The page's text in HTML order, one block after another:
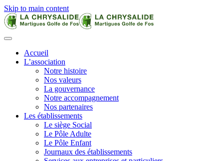
Skip to main content
Accueil
L’association
Notre histoire
Nos valeurs
La gouvernance
Notre accompagnement
Nos partenaires
Les établissements
Le siège Social
Le Pôle Adulte
Le Pôle Enfant
Journaux des établissements